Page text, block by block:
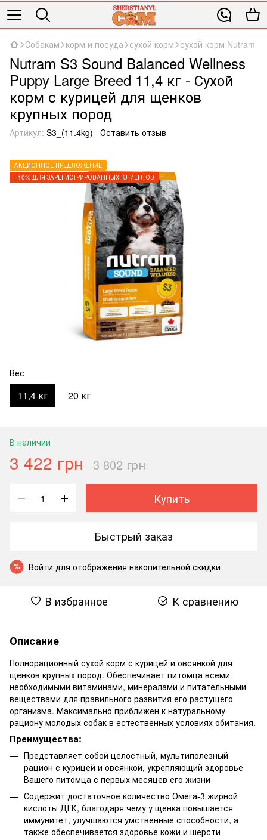
Собакам корм и посуда сухой корм сухой корм Nutram
Nutram S3 Sound Balanced Wellness
Puppy Large Breed 11,4 кг - Сухой
корм с курицей для щенков
крупных пород
Артикул: S3_(11.4kg) Оставить отзыв
АКЦИОННОЕ ПРЕДЛОЖЕНИЕ
−10% ДЛЯ ЗАРЕГИСТРИРОВАННЫХ КЛИЕНТОВ
Вес
11,4 кг 20 кг
В наличии
3 422 грн 3 802 грн
Купить
Быстрый заказ
% Войти для отображения накопительной скидки
В избранное К сравнению
Описание
Полнорационный сухой корм с курицей и овсянкой для
щенков крупных пород. Обеспечивает питомца всеми
необходимыми витаминами, минералами и питательными
веществами для правильного развития его растущего
организма. Максимально приближен к натуральному
рациону молодых собак в естественных условиях обитания.
Преимущества:
Представляет собой целостный, мультиполезный
рацион с курицей и овсянкой, укрепляющий здоровье
Вашего питомца с первых месяцев его жизни
Содержит достаточное количество Омега-3 жирной
кислоты ДГК, благодаря чему у щенка повышается
иммунитет, улучшаются умственные способности, а
также обеспечивается здоровье кожи и шерсти